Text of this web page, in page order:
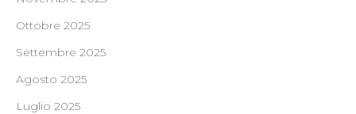
Ottobre 2025
Settembre 2025
Agosto 2025
Luglio 2025